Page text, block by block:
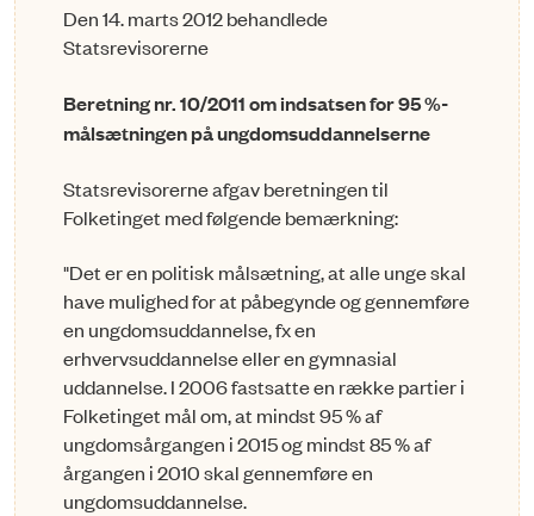
Den 14. marts 2012 behandlede
Statsrevisorerne
Beretning nr. 10/2011 om indsatsen for 95 %-
målsætningen på ungdomsuddannelserne
Statsrevisorerne afgav beretningen til
Folketinget med følgende bemærkning:
"Det er en politisk målsætning, at alle unge skal
have mulighed for at påbegynde og gennemføre
en ungdomsuddannelse, fx en
erhvervsuddannelse eller en gymnasial
uddannelse. I 2006 fastsatte en række partier i
Folketinget mål om, at mindst 95 % af
ungdomsårgangen i 2015 og mindst 85 % af
årgangen i 2010 skal gennemføre en
ungdomsuddannelse.